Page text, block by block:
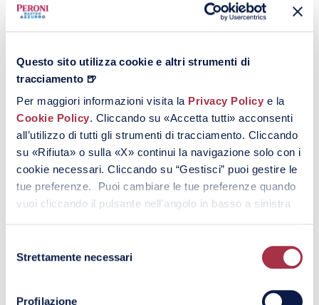
Questo sito utilizza cookie e altri strumenti di
tracciamento 🍺
Per maggiori informazioni visita la Privacy Policy e la
Cookie Policy. Cliccando su «Accetta tutti» acconsenti
all’utilizzo di tutti gli strumenti di tracciamento. Cliccando
su «Rifiuta» o sulla «X» continui la navigazione solo con i
cookie necessari. Cliccando su “Gestisci” puoi gestire le
tue preferenze. Puoi cambiare le tue preferenze quando
vuoi cliccando il pulsante nell'angolo in basso a sinistra
delStrettamente necessari
Profilazione
14/07/2026 da
I cookie necessari contribuiscono a rendere
fruibile il sito web abilitandone funzionalità di
base quali la navigazione sulle pagine e
l'accesso alle aree protette del sito. Il sito web
non è in grado di funzionare correttamente
senza questi cookie.
Durata
archiviazione
oki